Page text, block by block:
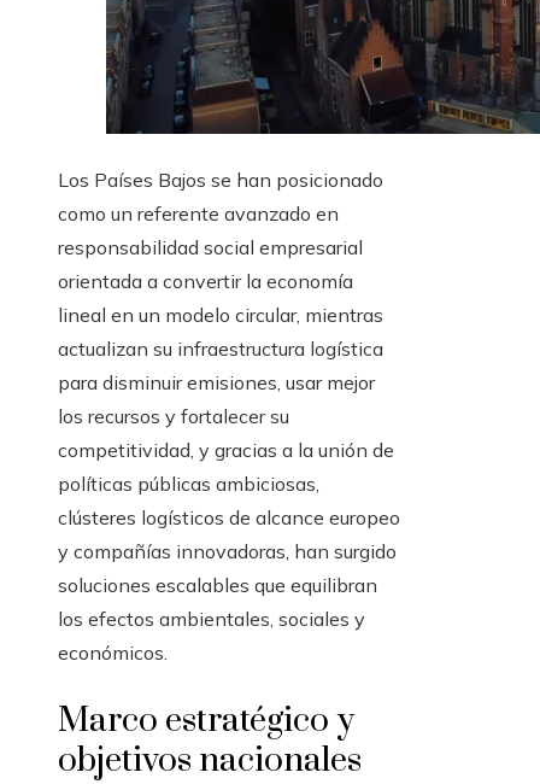
Los Países Bajos se han posicionado
como un referente avanzado en
responsabilidad social empresarial
orientada a convertir la economía
lineal en un modelo circular, mientras
actualizan su infraestructura logística
para disminuir emisiones, usar mejor
los recursos y fortalecer su
competitividad, y gracias a la unión de
políticas públicas ambiciosas,
clústeres logísticos de alcance europeo
y compañías innovadoras, han surgido
soluciones escalables que equilibran
los efectos ambientales, sociales y
económicos.
Marco estratégico y
objetivos nacionales